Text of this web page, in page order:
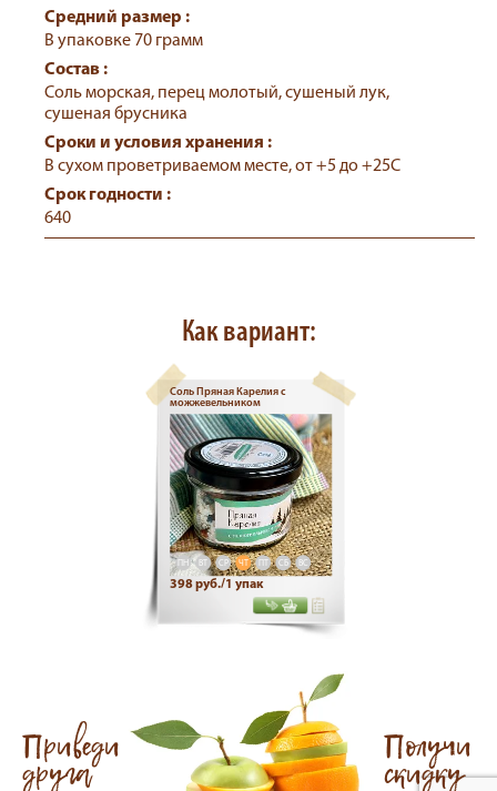
Средний размер :
В упаковке 70 грамм
Состав :
Соль морская, перец молотый, сушеный лук,
сушеная брусника
Сроки и условия хранения :
В сухом проветриваемом месте, от +5 до +25С
Срок годности :
640
Как вариант:
Соль Пряная Карелия с
можжевельником
ПН ВТ СР ЧТ СБ ВС
398 руб./1 упак
Приведи
друга
Получи
скидку